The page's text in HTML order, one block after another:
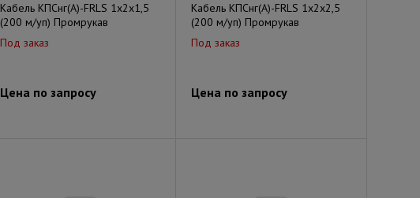
Кабель КПСнг(А)-FRLS 1х2х1,5
(200 м/уп) Промрукав
Под заказ
Цена по запросу
Кабель КПСнг(А)-FRLS 1х2х2,5
(200 м/уп) Промрукав
Под заказ
Цена по запросу